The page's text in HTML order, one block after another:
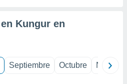
Kungur en
Septiembre Octubre